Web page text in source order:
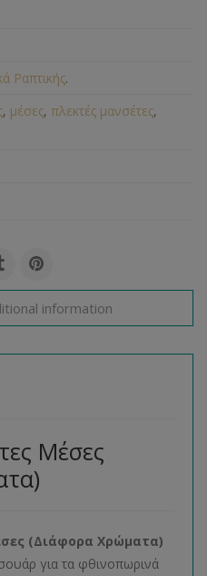
Ραπτικής.
, μέσες, πλεκτές μανσέτες,
information
Μέσες
(Διάφορα Χρώματα)
για τα φθινοπωρινά